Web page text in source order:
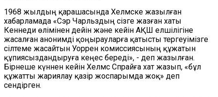
1968 жылдың қарашасында Хелмске жазылған
хабарламада «Сэр Чарльздың сізге жазған хаты
Кеннеди өлімінен дейін және кейін АҚШ елшілігіне
жасалған анонимді қоңырауларға қатысты тергеуімізге
сілтеме жасайтын Уоррен комиссиясының құжатын
құпиясыздандыруға кеңес береді», - деп жазылған.
Бірнеше күннен кейін Хелмс Спрайға хат жазып, «бұл
құжатты жариялау қазір жоспарымда жоқ» деп
сендірген.